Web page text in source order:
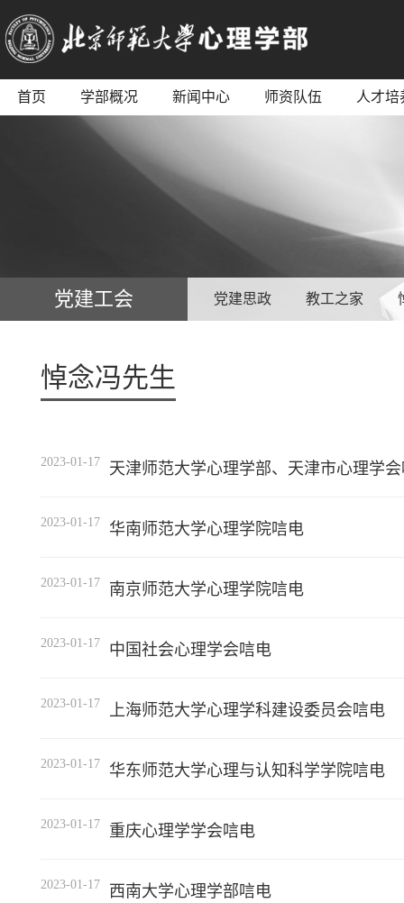
首页 学部概况 新闻中心 师资队伍 人才培
党建工会 党建思政 教工之家
悼念冯先生
2023-01-17 天津师范大学心理学部、天津市心理学
2023-01-17 华南师范大学心理学院唁电
2023-01-17 南京师范大学心理学院唁电
2023-01-17 中国社会心理学会唁电
2023-01-17 上海师范大学心理学科建设委员会唁电
2023-01-17 华东师范大学心理与认知科学学院唁电
2023-01-17 重庆心理学学会唁电
2023-01-17 西南大学心理学部唁电